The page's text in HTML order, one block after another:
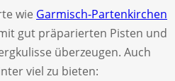
wie Garmisch-Partenkirchen
gut präparierten Pisten und
überzeugen. Auch
viel zu bieten: